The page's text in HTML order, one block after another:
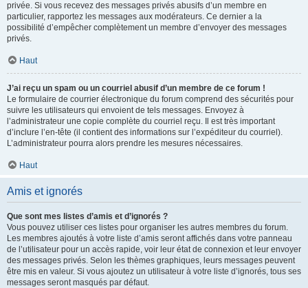
privée. Si vous recevez des messages privés abusifs d’un membre en
particulier, rapportez les messages aux modérateurs. Ce dernier a la
possibilité d’empêcher complètement un membre d’envoyer des messages
privés.
Haut
J’ai reçu un spam ou un courriel abusif d’un membre de ce forum !
Le formulaire de courrier électronique du forum comprend des sécurités pour
suivre les utilisateurs qui envoient de tels messages. Envoyez à
l’administrateur une copie complète du courriel reçu. Il est très important
d’inclure l’en-tête (il contient des informations sur l’expéditeur du courriel).
L’administrateur pourra alors prendre les mesures nécessaires.
Haut
Amis et ignorés
Que sont mes listes d’amis et d’ignorés ?
Vous pouvez utiliser ces listes pour organiser les autres membres du forum.
Les membres ajoutés à votre liste d’amis seront affichés dans votre panneau
de l’utilisateur pour un accès rapide, voir leur état de connexion et leur envoyer
des messages privés. Selon les thèmes graphiques, leurs messages peuvent
être mis en valeur. Si vous ajoutez un utilisateur à votre liste d’ignorés, tous ses
messages seront masqués par défaut.